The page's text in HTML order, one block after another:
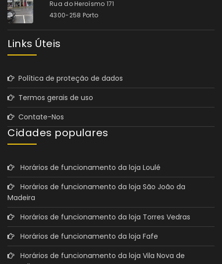
Rua do Heroísmo 171
4300-258 Porto
Links Úteis
Política de proteção de dados
Termos gerais de uso
Contate-Nos
Cidades populares
Horários de funcionamento da loja Loulé
Horários de funcionamento da loja São João da
Madeira
Horários de funcionamento da loja Torres Vedras
Horários de funcionamento da loja Fafe
Horários de funcionamento da loja Vila Nova de